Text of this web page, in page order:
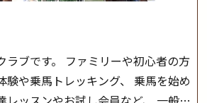
て駈歩を含めた誘導練習を行いま
ラス ホップクラスまでに練習した
種歩法をマスターし、ワンランク上
法を身につけましょう。 注意事項
、使用する馬場はこちらで決定い
ラブです。 ファミリーや初心者の方
験や乗馬トレッキング、 乗馬を始め